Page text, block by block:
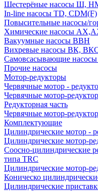
Шестерёные насосы Ш,
In-line насосы TD, CDM(F)
Повысительные насосы/
Химические насосы
Вакуумные насосы ВВН
Вихревые насосы ВК,
Самовсасывающие
Прочие насосы
Мотор-редукторы
Червячные мотор -
Червячные мотор-
Редукторная часть
Червячные мотор-
Комплектующие
Цилиндрические мотор -
Цилиндрические мотор-
Соосно-цилиндрические
типа TRC
Цилиндрические мотор-
Коническо
Цилиндрические